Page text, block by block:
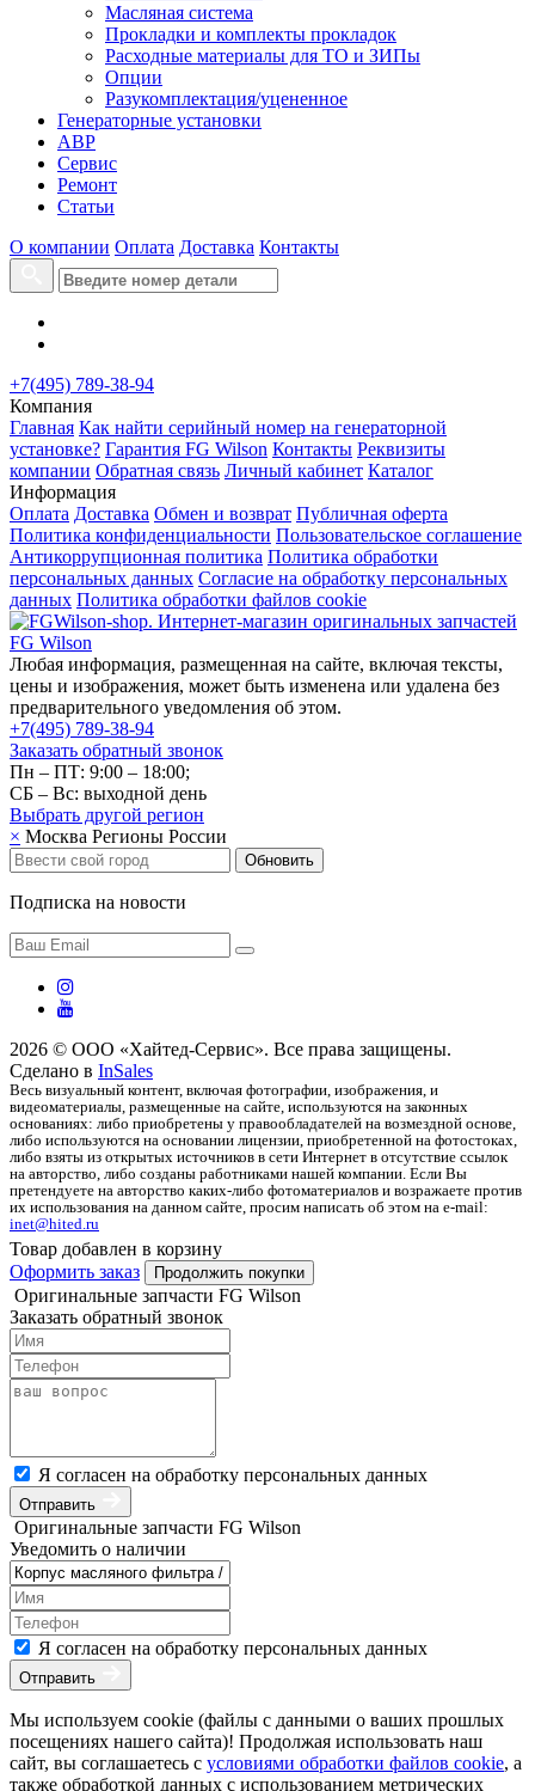
Масляная система
Прокладки и комплекты прокладок
Расходные материалы для ТО и ЗИПы
Опции
Разукомплектация/уцененное
Генераторные установки
АВР
Сервис
Ремонт
Статьи
О компании Оплата Доставка Контакты
+7(495) 789-38-94
Компания
Главная Как найти серийный номер на генераторной
установке? Гарантия FG Wilson Контакты Реквизиты
компании Обратная связь Личный кабинет Каталог
Информация
Оплата Доставка Обмен и возврат Публичная оферта
Политика конфиденциальности Пользовательское соглашение
Антикоррупционная политика Политика обработки
персональных данных Согласие на обработку персональных
данных Политика обработки файлов cookie
Любая информация, размещенная на сайте, включая тексты,
цены и изображения, может быть изменена или удалена без
предварительного уведомления об этом.
+7(495) 789-38-94
Заказать обратный звонок
Пн – ПТ: 9:00 – 18:00;
СБ – Вс: выходной день
Выбрать другой регион
× Москва Регионы России
Обновить
Подписка на новости
2026 © ООО «Хайтед-Сервис». Все права защищены.
Сделано в InSales
Весь визуальный контент, включая фотографии, изображения, и
видеоматериалы, размещенные на сайте, используются на законных
основаниях: либо приобретены у правообладателей на возмездной основе,
либо используются на основании лицензии, приобретенной на фотостоках,
либо взяты из открытых источников в сети Интернет в отсутствие ссылок
на авторство, либо созданы работниками нашей компании. Если Вы
претендуете на авторство каких-либо фотоматериалов и возражаете против
их использования на данном сайте, просим написать об этом на e-mail:
inet@hited.ru
Товар добавлен в корзину
Оформить заказ
Продолжить покупки
Оригинальные запчасти FG Wilson
Заказать обратный звонок
Я согласен на обработку персональных данных
Отправить
Оригинальные запчасти FG Wilson
Уведомить о наличии
Я согласен на обработку персональных данных
Отправить
Мы используем cookie (файлы с данными о ваших прошлых
посещениях нашего сайта)! Продолжая использовать наш
сайт, вы соглашаетесь с условиями обработки файлов cookie, а
также обработкой данных с использованием метрических